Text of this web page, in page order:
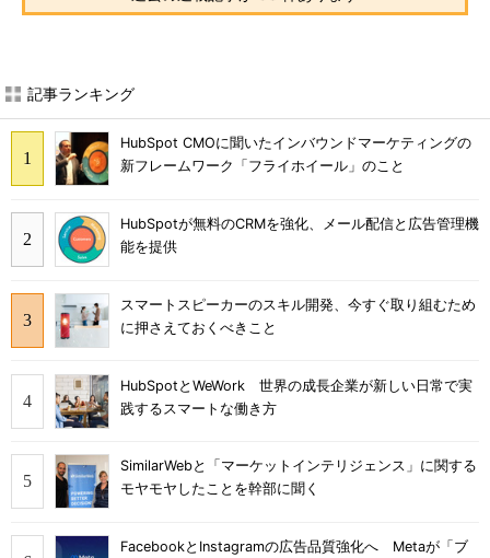
記事ランキング
HubSpot CMOに聞いたインバウンドマーケティングの
新フレームワーク「フライホイール」のこと
HubSpotが無料のCRMを強化、メール配信と広告管理機
能を提供
スマートスピーカーのスキル開発、今すぐ取り組むため
に押さえておくべきこと
HubSpotとWeWork 世界の成長企業が新しい日常で実
践するスマートな働き方
SimilarWebと「マーケットインテリジェンス」に関する
モヤモヤしたことを幹部に聞く
FacebookとInstagramの広告品質強化へ Metaが「ブ